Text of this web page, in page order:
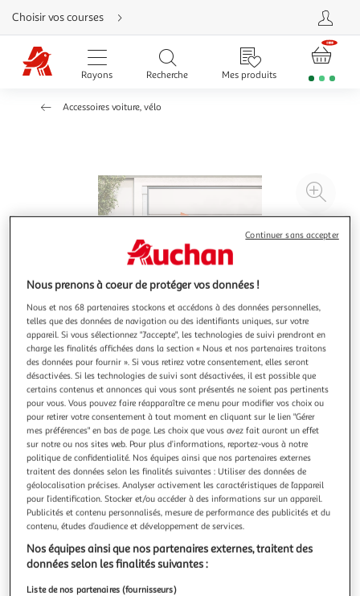
Aller
directement
au
contenu
Aller
directement
Aller
Choisir vos courses
Rayons Recherche Mes produits
Accessoires voiture, vélo
à
Illustration
précédente
Illustration
suivante
VIDAXL
Remorque de velo pour animaux de compagnie gris et
noir
Cette remorque de velo pour animaux de compagnie
pratique est un excellent complement a la journee de votre
animal de compagnie, lui permettant de profiter d'un
materiau solide et dur. Il est tres apprecie dans la
construction industrielle et la
En savoir +
Vous voulez connaître le prix de ce produit ?
Afficher le prix
Nous prenons à coeur de protéger vos données !
Nous et nos 68 partenaires stockons et accédons à des données personnelles,
telles que des données de navigation ou des identifiants uniques, sur votre
appareil. Si vous sélectionnez "J'accepte", les technologies de suivi prendront en
charge les finalités affichées dans la section « Nous et nos partenaires traitons
des données pour fournir ». Si vous retirez votre consentement, elles seront
désactivées. Si les technologies de suivi sont désactivées, il est possible que
certains contenus et annonces qui vous sont présentés ne soient pas pertinents
pour vous. Vous pouvez faire réapparaître ce menu pour modifier vos choix ou
pour retirer votre consentement à tout moment en cliquant sur le lien "Gérer
mes préférences" en bas de page. Les choix que vous avez fait auront un effet
sur notre ou nos sites web. Pour plus d’informations, reportez-vous à notre
politique de confidentialité. Nos équipes ainsi que nos partenaires externes
traitent des données selon les finalités suivantes : Utiliser des données de
géolocalisation précises. Analyser activement les caractéristiques de l’appareil
pour l’identification. Stocker et/ou accéder à des informations sur un appareil.
Publicités et contenu personnalisés, mesure de performance des publicités et du
contenu, études d’audience et développement de services.
Nos équipes ainsi que nos partenaires externes, traitent des
données selon les finalités suivantes :
Liste de nos partenaires (fournisseurs)
Continuer sans accepter